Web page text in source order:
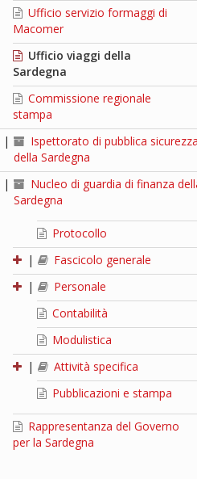
Ufficio servizio formaggi di
Macomer
Ufficio viaggi della
Sardegna
Commissione regionale
stampa
|
Ispettorato di pubblica sicurezza
della Sardegna
|
Nucleo di guardia di finanza
Sardegna
Protocollo
|
Fascicolo generale
|
Personale
Contabilità
Modulistica
|
Attività specifica
Pubblicazioni e stampa
Rappresentanza del Governo
per la Sardegna